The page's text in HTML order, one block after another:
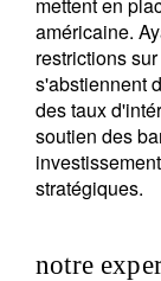
américaine.
restrictions
s'abstiennent
des taux
soutien des
stratégiques.
notre